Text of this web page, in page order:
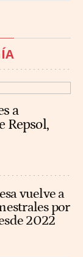
a
Repsol,
vuelve a
por
2022